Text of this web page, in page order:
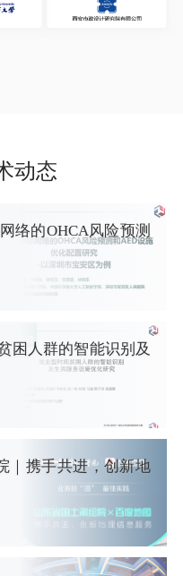
动态
络的OHCA风险预测
困人群的智能识别及
｜携手共进，创新地